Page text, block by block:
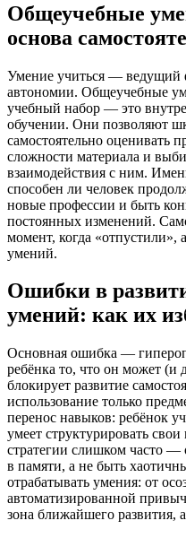
Общеучебные
основа
Умение учиться — ведущий
автономии. Общеучебные
учебный набор — это
обучении. Они позволяют
самостоятельно оценивать
сложности материала и
взаимодействия с ним.
способен ли человек
новые профессии и быть
постоянных изменений.
момент, когда «отпустили»,
умений.
Ошибки в
умений: как их
Основная ошибка —
ребёнка то, что он может (и
блокирует развитие
использование только
перенос навыков: ребёнок
умеет структурировать
стратегии слишком часто —
в памяти, а не быть
отрабатывать умения: от
автоматизированной
зона ближайшего развития,